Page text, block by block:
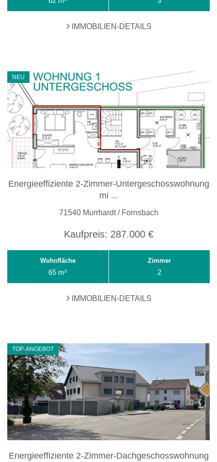
IMMOBILIEN-DETAILS
NEU
Energieeffiziente 2-Zimmer-Untergeschosswohnung
mi ...
71540 Murrhardt / Fornsbach
Kaufpreis: 287.000 €
Wohnfläche
65 m²
Zimmer
2
IMMOBILIEN-DETAILS
TOP-ANGEBOT
Energieeffiziente 2-Zimmer-Dachgeschosswohnung